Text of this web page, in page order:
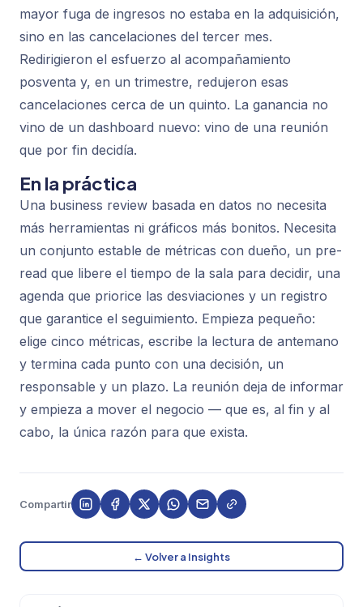
mayor fuga de ingresos no estaba en la adquisición,
sino en las cancelaciones del tercer mes.
Redirigieron el esfuerzo al acompañamiento
posventa y, en un trimestre, redujeron esas
cancelaciones cerca de un quinto. La ganancia no
vino de un dashboard nuevo: vino de una reunión
que por fin decidía.
En la práctica
Una business review basada en datos no necesita
más herramientas ni gráficos más bonitos. Necesita
un conjunto estable de métricas con dueño, un pre-
read que libere el tiempo de la sala para decidir, una
agenda que priorice las desviaciones y un registro
que garantice el seguimiento. Empieza pequeño:
elige cinco métricas, escribe la lectura de antemano
y termina cada punto con una decisión, un
responsable y un plazo. La reunión deja de informar
y empieza a mover el negocio — que es, al fin y al
cabo, la única razón para que exista.
Compartir
← Volver a Insights